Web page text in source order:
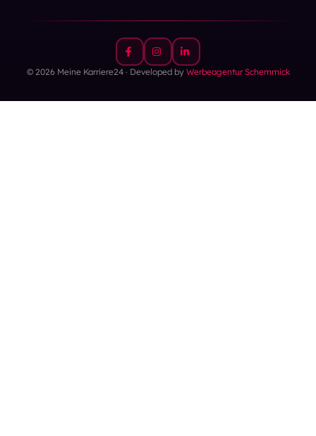
© 2026 Meine Karriere24 · Developed by Werbeagentur Schemmick